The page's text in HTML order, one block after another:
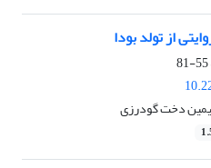
از تولد بودا
55-81
دخت گودرزی